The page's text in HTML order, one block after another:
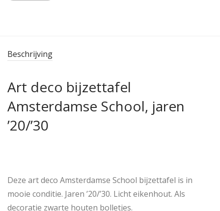
Beschrijving
Art deco bijzettafel
Amsterdamse School, jaren
’20/’30
Deze art deco Amsterdamse School bijzettafel is in
mooie conditie. Jaren ’20/’30. Licht eikenhout. Als
decoratie zwarte houten bolletjes.